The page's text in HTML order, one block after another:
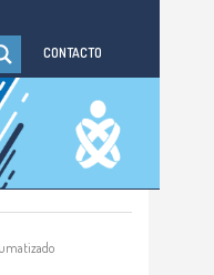
CONTACTO